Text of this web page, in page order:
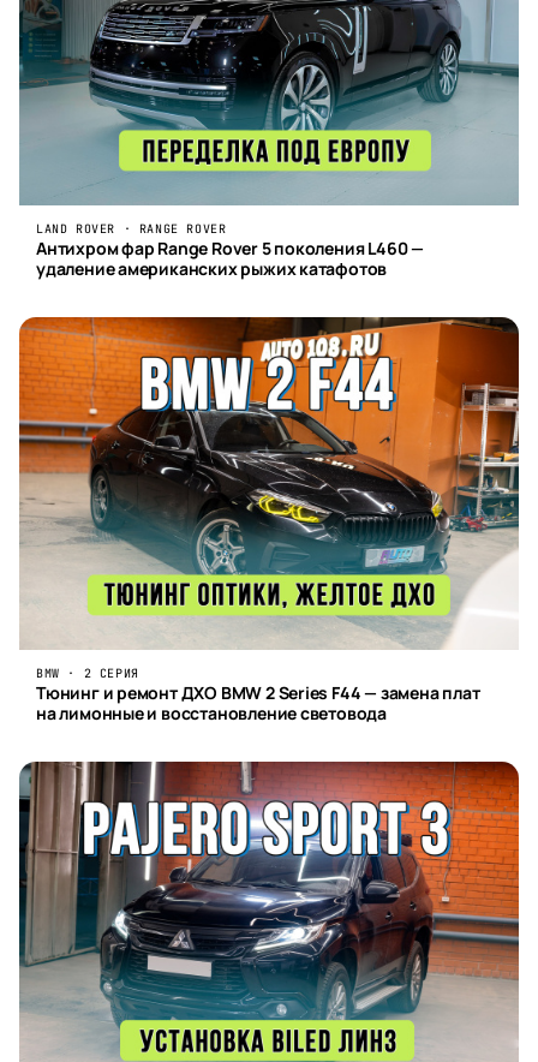
LAND ROVER · RANGE ROVER
Антихром фар Range Rover 5 поколения L460 —
удаление американских рыжих катафотов
BMW · 2 СЕРИЯ
Тюнинг и ремонт ДХО BMW 2 Series F44 — замена плат
на лимонные и восстановление световода